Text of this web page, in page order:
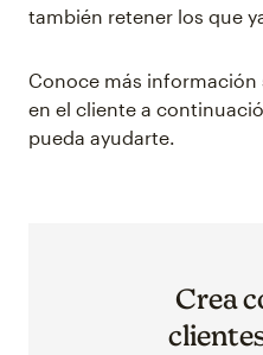
también retener los que
Conoce más
en el cliente a
pueda ayudarte.
Crea